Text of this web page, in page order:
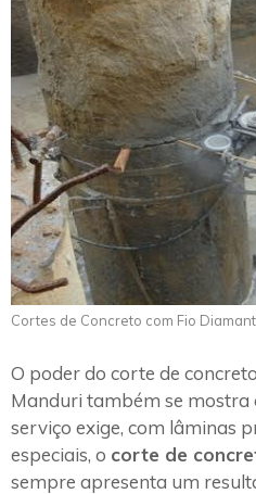
Cortes de Concreto com Fio
O poder do corte de
Manduri também se mostra
serviço exige, com lâminas
especiais, o corte de
sempre apresenta um